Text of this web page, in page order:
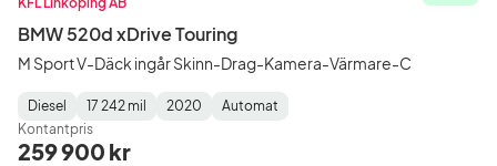
BMW 520d xDrive Touring
M Sport V-Däck ingår Skinn-Drag-Kamera-Värmare-C
Fuel
Type:
Diesel
Mätarställning:
17 242 mil
Model
Year:
2020
Gearbox
Type:
Automat
Kontantpris
259 900 kr